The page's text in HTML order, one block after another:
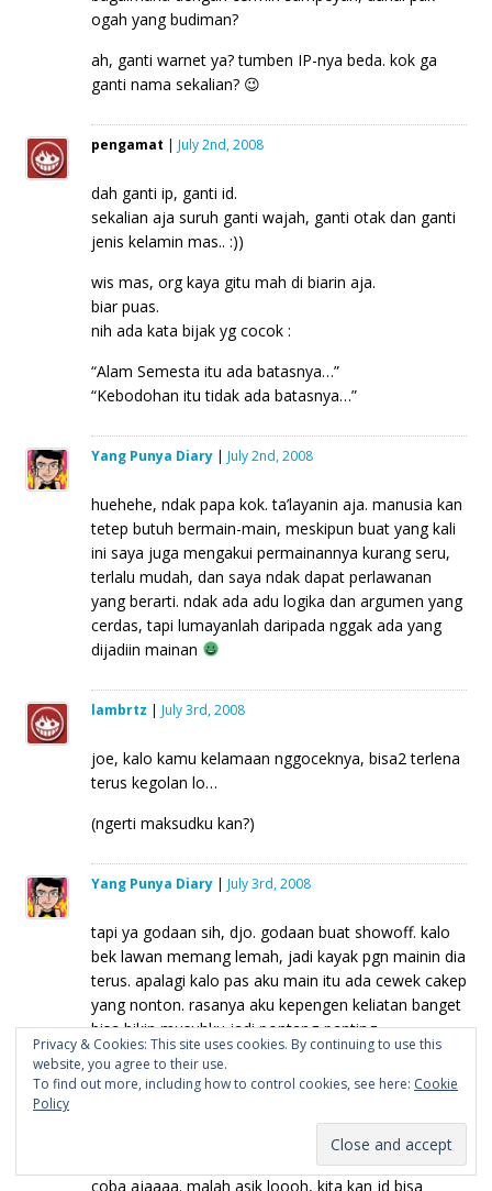
ogah yang budiman?
ah, ganti warnet ya? tumben IP-nya beda. kok ga
ganti nama sekalian? 😉
pengamat | July 2nd, 2008
dah ganti ip, ganti id.
sekalian aja suruh ganti wajah, ganti otak dan ganti
jenis kelamin mas.. :))
wis mas, org kaya gitu mah di biarin aja.
biar puas.
nih ada kata bijak yg cocok :
“Alam Semesta itu ada batasnya…”
“Kebodohan itu tidak ada batasnya…”
Yang Punya Diary| July 2nd, 2008
huehehe, ndak papa kok. ta’layanin aja. manusia kan
tetep butuh bermain-main, meskipun buat yang kali
ini saya juga mengakui permainannya kurang seru,
terlalu mudah, dan saya ndak dapat perlawanan
yang berarti. ndak ada adu logika dan argumen yang
cerdas, tapi lumayanlah daripada nggak ada yang
dijadiin mainan
lambrtz | July 3rd, 2008
joe, kalo kamu kelamaan nggoceknya, bisa2 terlena
terus kegolan lo…
(ngerti maksudku kan?)
Yang Punya Diary| July 3rd, 2008
tapi ya godaan sih, djo. godaan buat showoff. kalo
bek lawan memang lemah, jadi kayak pgn mainin dia
terus. apalagi kalo pas aku main itu ada cewek cakep
yang nonton. rasanya aku kepengen keliatan banget
bisa bikin musuhku jadi pontang-panting.
goreng..goreng..goreng..gocek2 terus 😆
aku pemula malah belum ada skil kali, tapi coba
coba ajaaaa. malah asik loooh, kita kan jd bisa
Privacy & Cookies: This site uses cookies. By continuing to use this
website, you agree to their use.
To find out more, including how to control cookies, see here: Cookie
Policy